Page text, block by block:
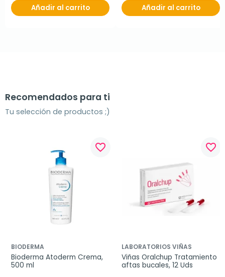
Añadir al carrito Añadir al carrito
Recomendados para ti
Tu selección de productos ;)
favorite_border
BIODERMA
Bioderma Atoderm Crema,
500 ml
favorite_border
LABORATORIOS VIÑAS
Viñas Oralchup Tratamiento
aftas bucales, 12 Uds